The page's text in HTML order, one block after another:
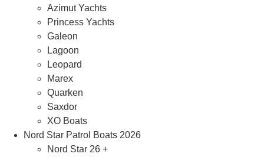
Azimut Yachts
Princess Yachts
Galeon
Lagoon
Leopard
Marex
Quarken
Saxdor
XO Boats
Nord Star Patrol Boats 2026
Nord Star 26 +